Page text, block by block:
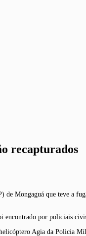
recapturados
Mongaguá que teve a
por policiais
Agia da Policia